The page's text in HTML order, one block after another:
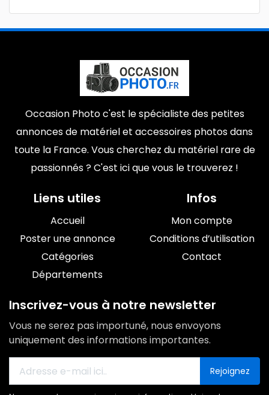
Occasion Photo c'est le spécialiste des petites
annonces de matériel et accessoires photos dans
toute la France. Vous cherchez du matériel rare de
passionnés ? C'est ici que vous le trouverez !
Liens utiles
Accueil
Poster une annonce
Catégories
Départements
Infos
Mon compte
Conditions d’utilisation
Contact
Inscrivez-vous à notre newsletter
Vous ne serez pas importuné, nous envoyons
uniquement des informations importantes.
Rejoignez